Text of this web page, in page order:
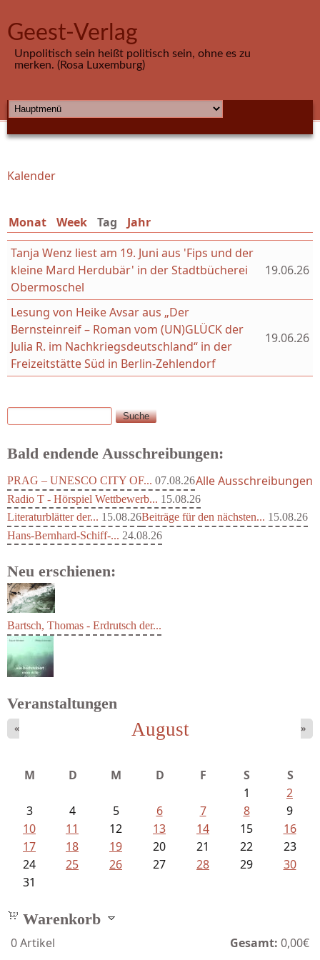
Geest-Verlag
Unpolitisch sein heißt politisch sein, ohne es zu
merken. (Rosa Luxemburg)
HAUPTMENÜ
Sie sind hier
Kalender
Monat Week Tag (aktiver Reiter)
Jahr
Tanja Wenz liest am 19. Juni aus 'Fips und der
kleine Mard Herdubär' in der Stadtbücherei
Obermoschel
19.06.26
Lesung von Heike Avsar aus „Der
Bernsteinreif – Roman vom (UN)GLÜCK der
Julia R. im Nachkriegsdeutschland“ in der
Freizeitstätte Süd in Berlin-Zehlendorf
19.06.26
Suchformular
Suche
Bald endende Ausschreibungen:
PRAG – UNESCO CITY OF... 07.08.26
Radio T - Hörspiel Wettbewerb... 15.08.26
Literaturblätter der... 15.08.26Beiträge für den nächsten... 15.08.26
Hans-Bernhard-Schiff-... 24.08.26
Alle Ausschreibungen
Neu erschienen:
Bartsch, Thomas - Erdrutsch der...
Sigune Schnabel und Philipp...
Veranstaltungen
August
« »
M D M D F S
S
1
2
3
4 5 6 7 8
9
10
11 12 13 14 15
16
17
18 19 20 21 22
23
24
25 26 27 28 29
30
31
Warenkorb
0Artikel Gesamt: 0,00€